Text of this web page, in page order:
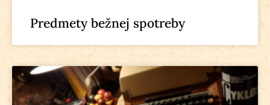
Predmety bežnej spotreby